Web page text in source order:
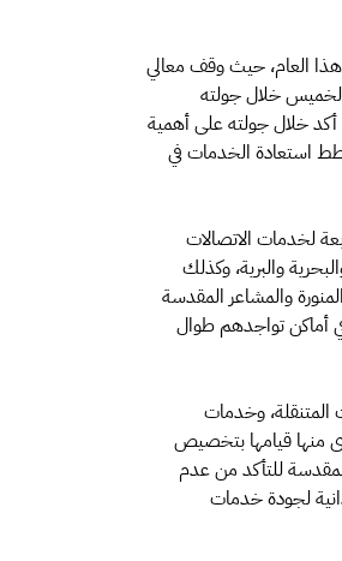
هذا العام، حيث وقف معالي
الخميس خلال جولته
أكد خلال جولته على أهمية
استعادة الخدمات في
لخدمات الاتصالات
والبرية، وكذلك
والمشاعر المقدسة
أماكن تواجدهم طوال
المتنقلة، وخدمات
منها قيامها بتخصيص
للتأكد من عدم
لجودة خدمات